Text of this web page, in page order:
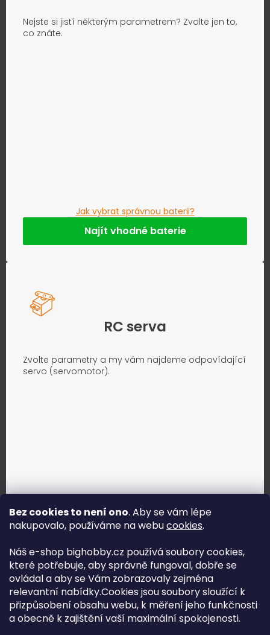
Bez cookies to není ono. Aby se vám lépe
nakupovalo, používáme na webucookies.
Náš e-shop bighobby.cz používá soubory cookies,
které potřebuje, aby správně fungoval, dobře se
ovládal a aby se Vám zobrazovaly zejména
relevantní nabídky.Cookies jsou soubory sloužící k
přizpůsobení obsahu webu, k měření jeho funkčnosti
a obecně k zajištění vaší maximální spokojenosti.
Nejste si jistí některým parametrem? Zvolte jen to,
co znáte.
Jak vybrat správnou baterii?
Najít vhodné baterie
RC serva
Zvolte parametry a my vám najdeme odpovídající
servo (servomotor).
Jak vybrat správné servo?
Najít správné servo